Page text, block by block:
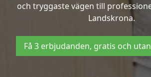
och tryggaste vägen till
Landskrona.
Få 3 erbjudanden, gratis och